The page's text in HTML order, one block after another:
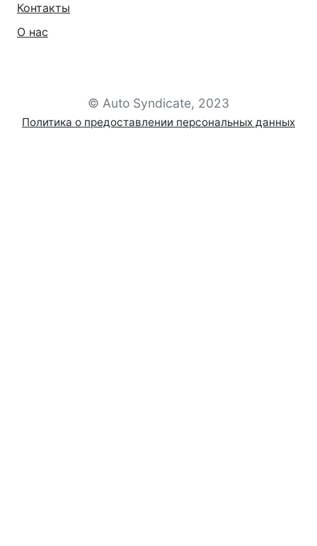
Контакты
О нас
© Auto Syndicate, 2023
Политика о предоставлении персональных данных